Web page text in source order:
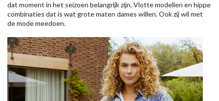
dat moment in het seizoen belangrijk zijn. Vlotte modellen en hippe
combinaties dat is wat grote maten dames willen. Ook zij wil met
de mode meedoen.